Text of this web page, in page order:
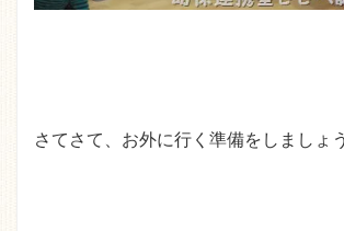
さてさて、お外に行く準備をしましょ